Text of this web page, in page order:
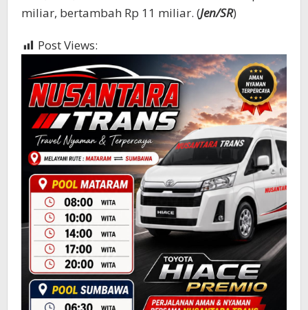
miliar, bertambah Rp 11 miliar. (Jen/SR)
Post Views: